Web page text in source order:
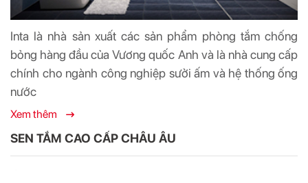
Inta là nhà sản xuất các sản phẩm phòng tắm chống
bỏng hàng đầu của Vương quốc Anh và là nhà cung cấp
chính cho ngành công nghiệp sưởi ấm và hệ thống ống
nước
Xem thêm
SEN TẮM CAO CẤP CHÂU ÂU